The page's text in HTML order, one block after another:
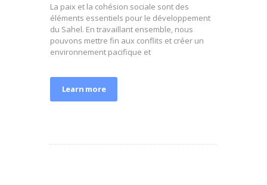
La paix et la cohésion sociale sont des
éléments essentiels pour le développement
du Sahel. En travaillant ensemble, nous
pouvons mettre fin aux conflits et créer un
environnement pacifique et
Learn more